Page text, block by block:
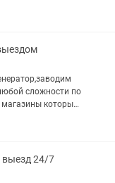
устранение
сложности по
магазины которые
выезд 24/7